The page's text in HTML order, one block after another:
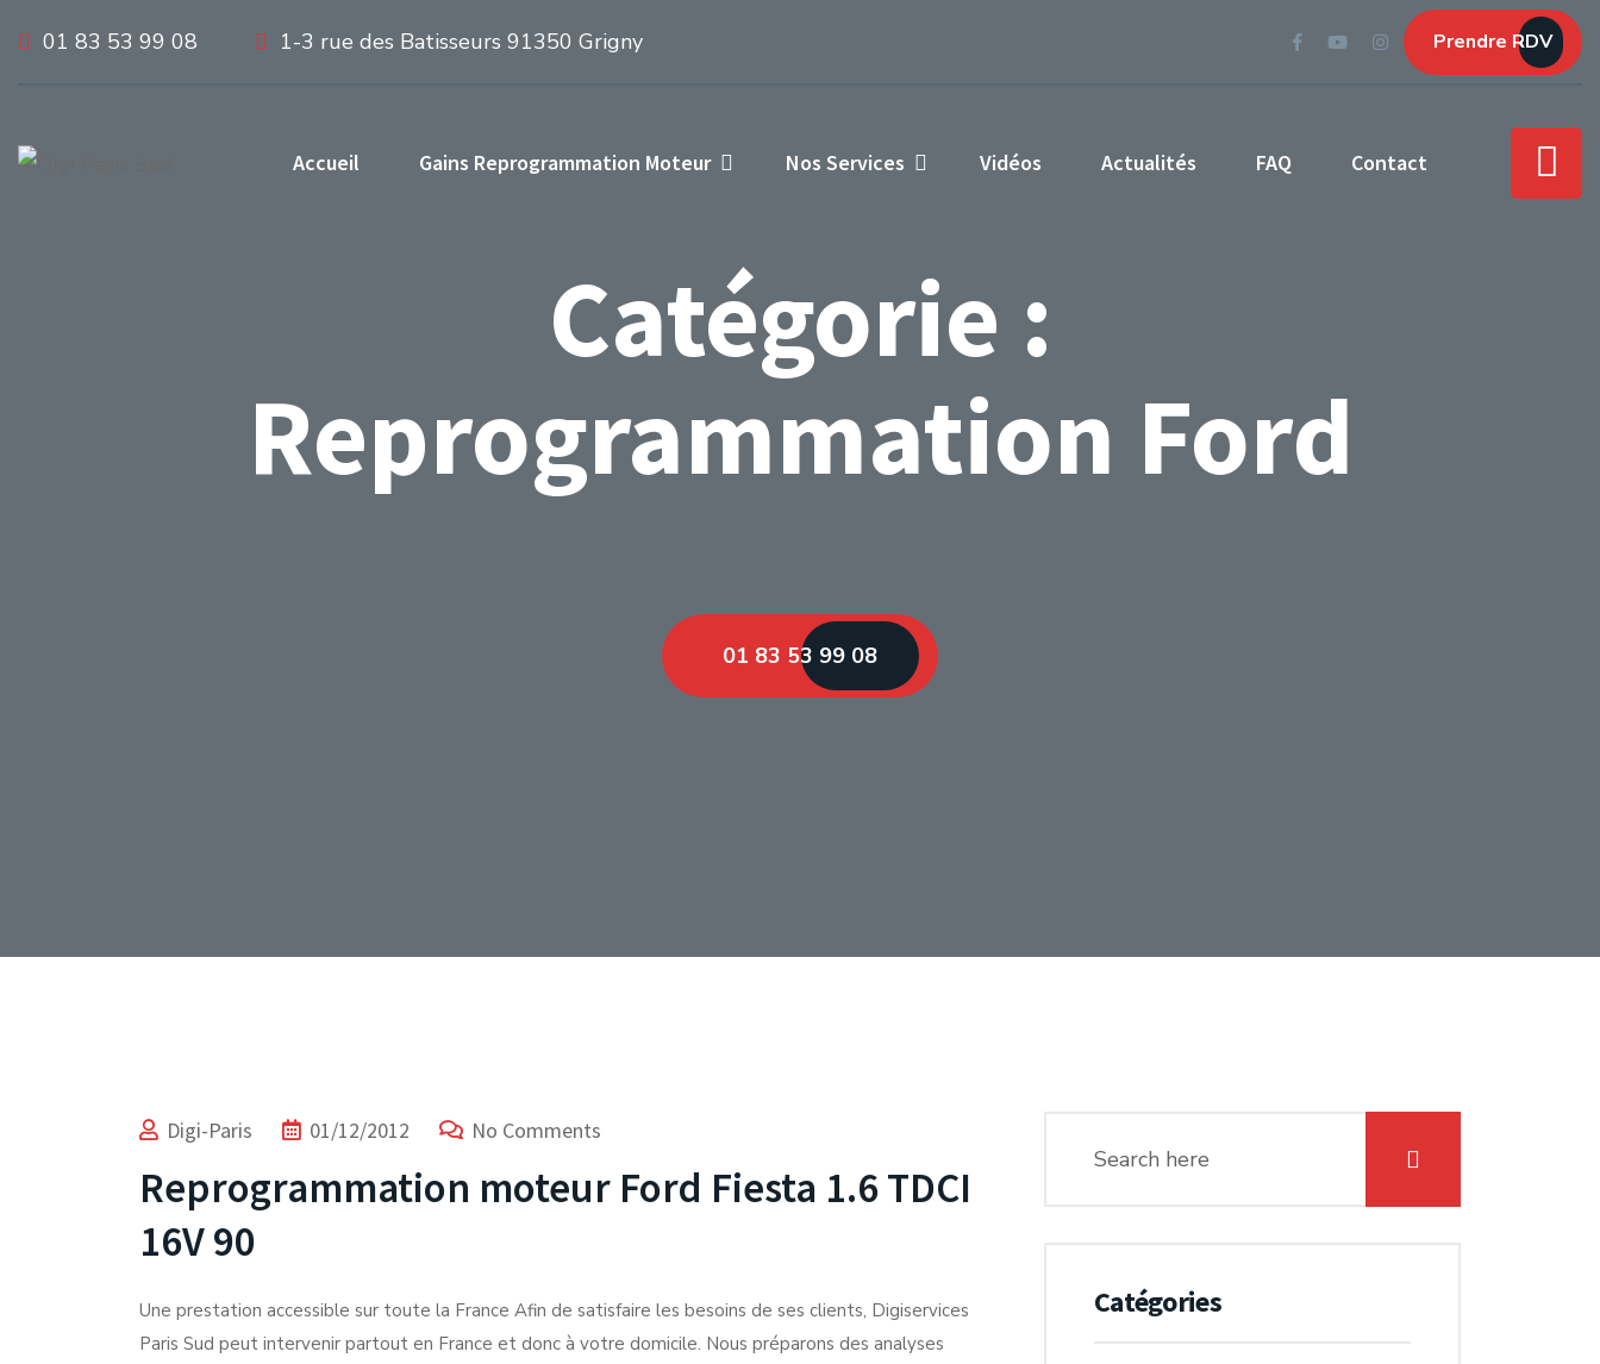
01 83 53 99 08 1-3 rue des Batisseurs 91350 Grigny Prendre RDV
Accueil Gains Reprogrammation Moteur Nos Services Vidéos Actualités FAQ Contact
Catégorie :
Reprogrammation Ford
01 83 53 99 08
Digi-Paris 01/12/2012 No Comments
Reprogrammation moteur Ford Fiesta 1.6 TDCI
16V 90
Une prestation accessible sur toute la France Afin de satisfaire les besoins de ses clients, Digiservices
Paris Sud peut intervenir partout en France et donc à votre domicile. Nous préparons des analyses
Catégories